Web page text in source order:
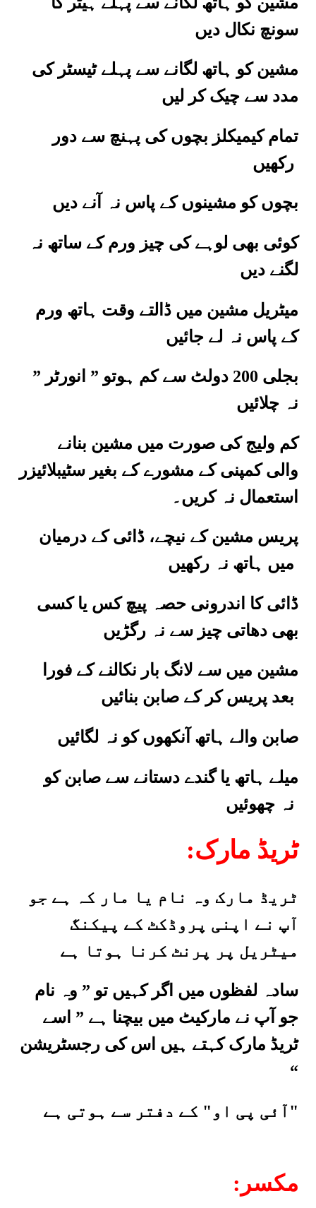
سونچ نکال دیں
مشین کو ہاتھ لگانے سے پہلے ٹیسٹر کی
مدد سے چیک کر لیں
بچوں کو مشینوں کے پاس نہ آنے دیں
کوئی بھی لوہے کی چیز ورم کے ساتھ نہ
لگنے دیں
کے پاس نہ لے جائیں
نہ چلائیں
والی کمپنی کے مشورے کے بغیر سٹیبلائیزر
استعمال نہ کریں۔
بھی دھاتی چیز سے نہ رگڑیں
صابن والے ہاتھ آنکھوں کو نہ لگائیں
:ٹریڈ مارک
ٹریڈ مارک وہ نام یا مار کہ ہے جو
آپ نے اپنی پروڈکٹ کے پیکنگ
میٹریل پر پرنٹ کرنا ہوتا ہے
سادہ لفظوں میں اگر کہیں تو ” وہ نام
جو آپ نے مارکیٹ میں بیچنا ہے ” اسے
ٹریڈ مارک کہتے ہیں اس کی رجسٹریشن
“
"آئی پی او " کے دفتر سے ہوتی ہے
:مكسر